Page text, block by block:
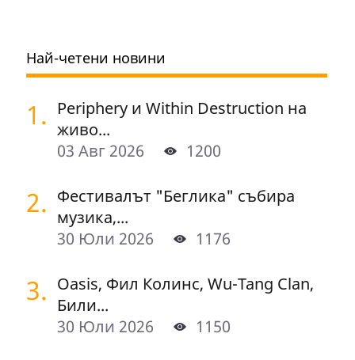
Най-четени новини
1. Periphery и Within Destruction на
живо...
03 Авг 2026
1200
2. Фестивалът "Беглика" събира
музика,...
30 Юли 2026
1176
3. Oasis, Фил Колинс, Wu-Tang Clan,
Били...
30 Юли 2026
1150